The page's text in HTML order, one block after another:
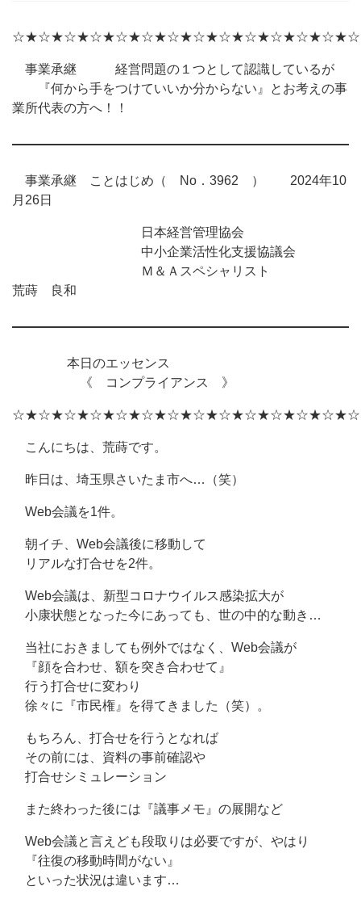
事業承継 経営問題の１つとして認識しているが
『何から手をつけていいか分からない』とお考えの事
業所代表の方へ！！
事業承継 ことはじめ（ No．3962 ） 2024年10
月26日
日本経営管理協会
中小企業活性化支援協議会
Ｍ＆Ａスペシャリスト
荒蒔 良和
本日のエッセンス
《 コンプライアンス 》
こんにちは、荒蒔です。
昨日は、埼玉県さいたま市へ…（笑）
Web会議を1件。
朝イチ、Web会議後に移動して
リアルな打合せを2件。
Web会議は、新型コロナウイルス感染拡大が
小康状態となった今にあっても、世の中的な動き…
当社におきましても例外ではなく、Web会議が
『顔を合わせ、額を突き合わせて』
行う打合せに変わり
徐々に『市民権』を得てきました（笑）。
もちろん、打合せを行うとなれば
その前には、資料の事前確認や
打合せシミュレーション
また終わった後には『議事メモ』の展開など
Web会議と言えども段取りは必要ですが、やはり
『往復の移動時間がない』
といった状況は違います…